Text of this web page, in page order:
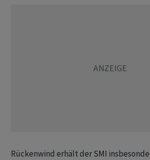
Rückenwind erhält der SMI